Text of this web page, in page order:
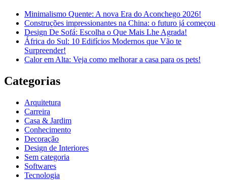
Minimalismo Quente: A nova Era do Aconchego 2026!
Construções impressionantes na China: o futuro já começou
Design De Sofá: Escolha o Que Mais Lhe Agrada!
África do Sul: 10 Edifícios Modernos que Vão te
Surpreender!
Calor em Alta: Veja como melhorar a casa para os pets!
Categorias
Arquitetura
Carreira
Casa & Jardim
Conhecimento
Decoração
Design de Interiores
Sem categoria
Softwares
Tecnologia